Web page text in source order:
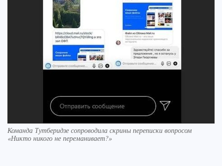
Команда Тутберидзе сопроводила скрины переписки вопросом
«Никто никого не переманивает?»